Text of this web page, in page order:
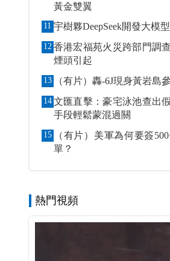
黃金雙翼
11 宇樹夥DeepSeek開發大模
12 香港宏福苑火災跨部門調
煙頭引起
13 （有片）轟-6J現身黃岩島
14 文匯直擊：豪宅泳池查出
手段輕鬆蒙混過關
15
（有片）美軍為何要簽
單？
熱門視頻